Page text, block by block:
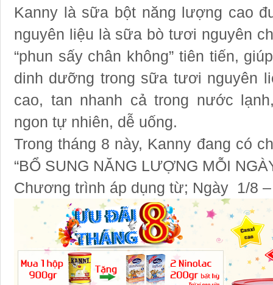
Kanny là sữa bột năng lượng cao
nguyên liệu là sữa bò tươi nguyên
“phun sấy chân không” tiên tiến,
dinh dưỡng trong sữa tươi nguyên
cao, tan nhanh cả trong nước
ngon tự nhiên, dễ uống.
Trong tháng 8 này, Kanny đang có
“BỔ SUNG NĂNG LƯỢNG MỖI
Chương trình áp dụng từ; Ngày 1/8